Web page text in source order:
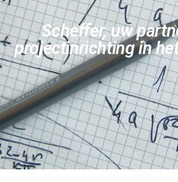
Scheffer, uw
projectinrichting in